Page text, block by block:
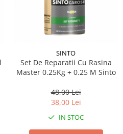
SINTO
Set De Reparatii Cu Rasina
Master 0.25Kg + 0.25 M Sinto
48,00 Lei
38,00 Lei
IN STOC